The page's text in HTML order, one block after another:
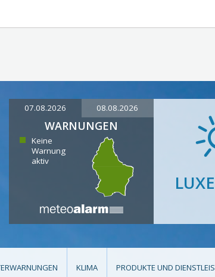
07.08.2026 08.08.2026
WARNUNGEN
Keine
Warnung
aktiv
KLIMA PRODUKTE UND